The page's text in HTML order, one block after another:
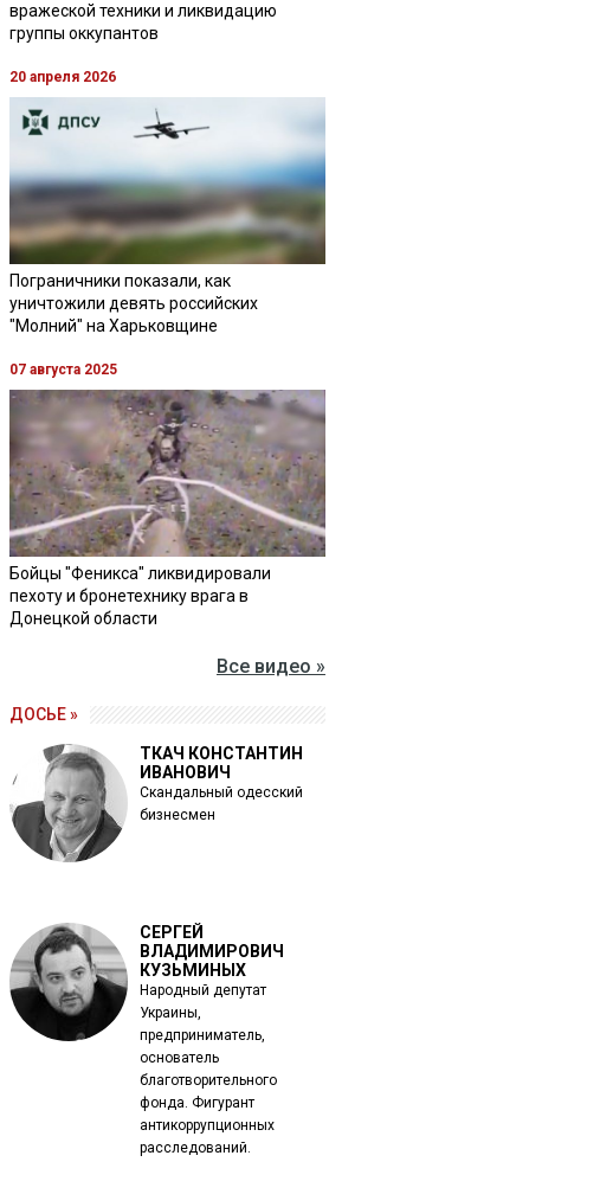
вражеской техники и ликвидацию
группы оккупантов
20 апреля 2026
Пограничники показали, как
уничтожили девять российских
"Молний" на Харьковщине
07 августа 2025
Бойцы "Феникса" ликвидировали
пехоту и бронетехнику врага в
Донецкой области
Все видео »
ДОСЬЕ »
ТКАЧ КОНСТАНТИН
ИВАНОВИЧ
Скандальный одесский
бизнесмен
СЕРГЕЙ
ВЛАДИМИРОВИЧ
КУЗЬМИНЫХ
Народный депутат
Украины,
предприниматель,
основатель
благотворительного
фонда. Фигурант
антикоррупционных
расследований.